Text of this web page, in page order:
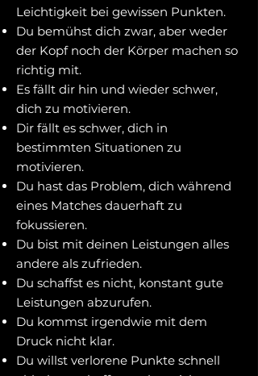
Leichtigkeit bei gewissen Punkten.
​Du bemühst dich zwar, aber weder
der Kopf noch der Körper machen so
richtig mit.
Es fällt dir hin und wieder schwer,
dich zu motivieren.
Dir fällt es schwer, dich in
bestimmten Situationen zu
motivieren.
Du hast das Problem, dich während
eines Matches dauerhaft zu
fokussieren.
Du bist mit deinen Leistungen alles
andere als zufrieden.
Du schaffst es nicht, konstant gute
Leistungen abzurufen.
Du kommst irgendwie mit dem
Druck nicht klar.
Du willst verlorene Punkte schnell